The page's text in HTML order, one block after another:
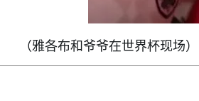
（雅各布和爷爷在世界杯现场）